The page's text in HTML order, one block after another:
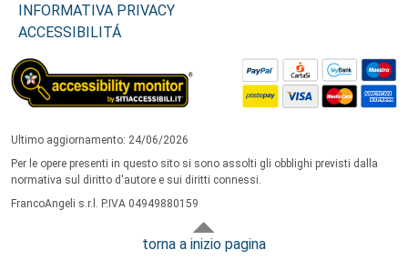
INFORMATIVA PRIVACY
ACCESSIBILITÁ
Ultimo aggiornamento: 24/06/2026
Per le opere presenti in questo sito si sono assolti gli obblighi previsti dalla
normativa sul diritto d'autore e sui diritti connessi.
FrancoAngeli s.r.l. P.IVA 04949880159
torna a inizio pagina